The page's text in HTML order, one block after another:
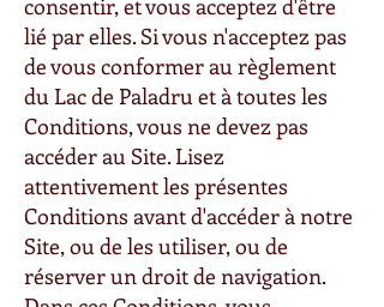
consentir, et vous acceptez d'être
lié par elles. Si vous n'acceptez pas
de vous conformer au règlement
du Lac de Paladru et à toutes les
Conditions, vous ne devez pas
accéder au Site. Lisez
attentivement les présentes
Conditions avant d'accéder à notre
Site, ou de les utiliser, ou de
réserver un droit de navigation.